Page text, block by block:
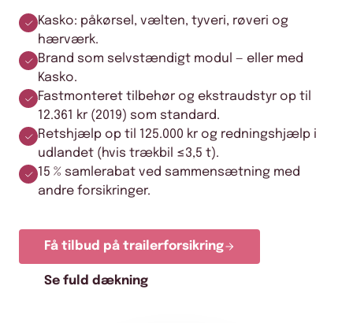
Kasko: påkørsel, vælten, tyveri, røveri og
hærværk.
Brand som selvstændigt modul — eller med
Kasko.
Fastmonteret tilbehør og ekstraudstyr op til
12.361 kr (2019) som standard.
Retshjælp op til 125.000 kr og redningshjælp i
udlandet (hvis trækbil ≤3,5 t).
15 % samlerabat ved sammensætning med
andre forsikringer.
Få tilbud på trailerforsikring
Se fuld dækning